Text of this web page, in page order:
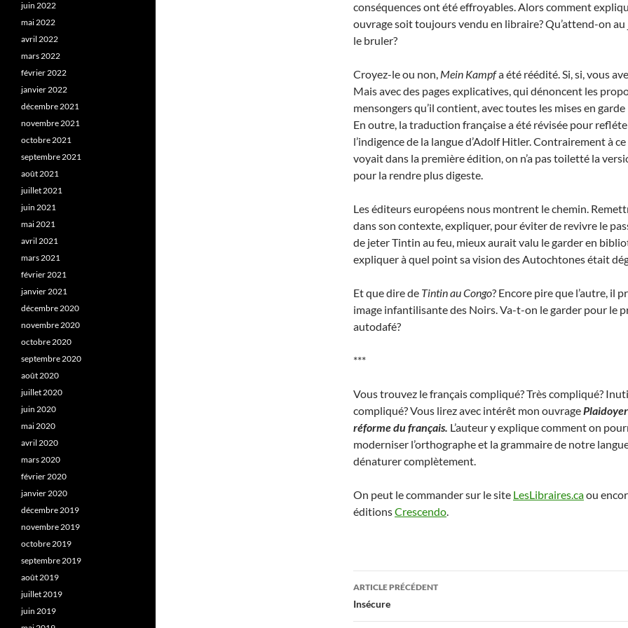
conséquences ont été effroyables. Alors comment
ouvrage soit toujours vendu en libraire? Qu’attend-on
le bruler?
Croyez-le ou non, Mein Kampfa été réédité. Si, si, vous
Mais avec des pages explicatives, qui dénoncent les
mensongers qu’il contient, avec toutes les mises en garde
En outre, la traduction française a été révisée pour
l’indigence de la langue d’Adolf Hitler. Contrairement à ce
voyait dans la première édition, on n’a pas toiletté la
pour la rendre plus digeste.
Les éditeurs européens nous montrent le chemin.
dans son contexte, expliquer, pour éviter de revivre le
de jeter Tintin au feu, mieux aurait valu le garder en
expliquer à quel point sa vision des Autochtones était
Et que dire de Tintin au Congo? Encore pire que l’autre, il
image infantilisante des Noirs. Va-t-on le garder pour le
autodafé?
***
Vous trouvez le français compliqué? Très compliqué?
compliqué? Vous lirez avec intérêt mon ouvrage
réforme du français. L’auteur y explique comment on
moderniser l’orthographe et la grammaire de notre
dénaturer complètement.
On peut le commander sur le site LesLibraires.caou
éditionsCrescendo.
Navigation
des
ARTICLE PRÉCÉDENT
Insécure
juin 2022
mai 2022
avril 2022
mars 2022
février 2022
janvier 2022
décembre 2021
novembre 2021
octobre 2021
septembre 2021
août 2021
juillet 2021
juin 2021
mai 2021
avril 2021
mars 2021
février 2021
janvier 2021
décembre 2020
novembre 2020
octobre 2020
septembre 2020
août 2020
juillet 2020
juin 2020
mai 2020
avril 2020
mars 2020
février 2020
janvier 2020
décembre 2019
novembre 2019
octobre 2019
septembre 2019
août 2019
juillet 2019
juin 2019